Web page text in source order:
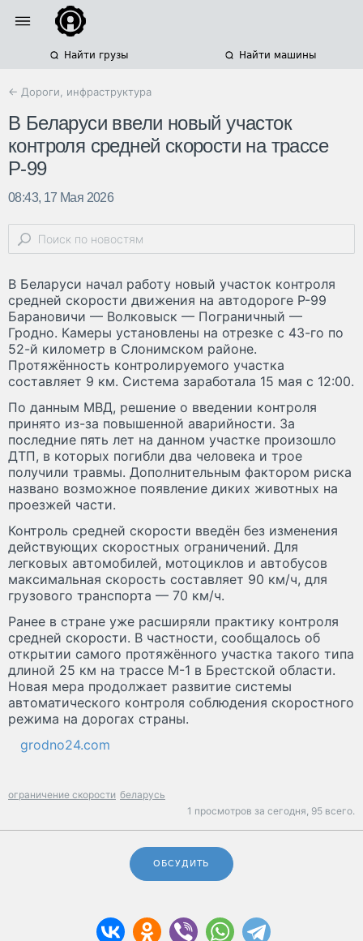
Найти грузы Найти машины
← Дороги, инфраструктура
В Беларуси ввели новый участок
контроля средней скорости на трассе
Р-99
08:43, 17 Мая 2026
В Беларуси начал работу новый участок контроля
средней скорости движения на автодороге Р-99
Барановичи — Волковыск — Пограничный —
Гродно. Камеры установлены на отрезке с 43-го по
52-й километр в Слонимском районе.
Протяжённость контролируемого участка
составляет 9 км. Система заработала 15 мая с 12:00.
По данным МВД, решение о введении контроля
принято из-за повышенной аварийности. За
последние пять лет на данном участке произошло
ДТП, в которых погибли два человека и трое
получили травмы. Дополнительным фактором риска
названо возможное появление диких животных на
проезжей части.
Контроль средней скорости введён без изменения
действующих скоростных ограничений. Для
легковых автомобилей, мотоциклов и автобусов
максимальная скорость составляет 90 км/ч, для
грузового транспорта — 70 км/ч.
Ранее в стране уже расширяли практику контроля
средней скорости. В частности, сообщалось об
открытии самого протяжённого участка такого типа
длиной 25 км на трассе М-1 в Брестской области.
Новая мера продолжает развитие системы
автоматического контроля соблюдения скоростного
режима на дорогах страны.
grodno24.com
ограничение скорости беларусь
1 просмотров за сегодня, 95 всего.
ОБСУДИТЬ